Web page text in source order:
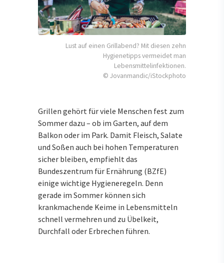
Lust auf einen Grillabend? Mit diesen zehn
Hygienetipps vermeidet man
Lebensmittelinfektionen.
© Jovanmandic/iStockphoto
Grillen gehört für viele Menschen fest zum
Sommer dazu – ob im Garten, auf dem
Balkon oder im Park. Damit Fleisch, Salate
und Soßen auch bei hohen Temperaturen
sicher bleiben, empfiehlt das
Bundeszentrum für Ernährung (BZfE)
einige wichtige Hygieneregeln. Denn
gerade im Sommer können sich
krankmachende Keime in Lebensmitteln
schnell vermehren und zu Übelkeit,
Durchfall oder Erbrechen führen.